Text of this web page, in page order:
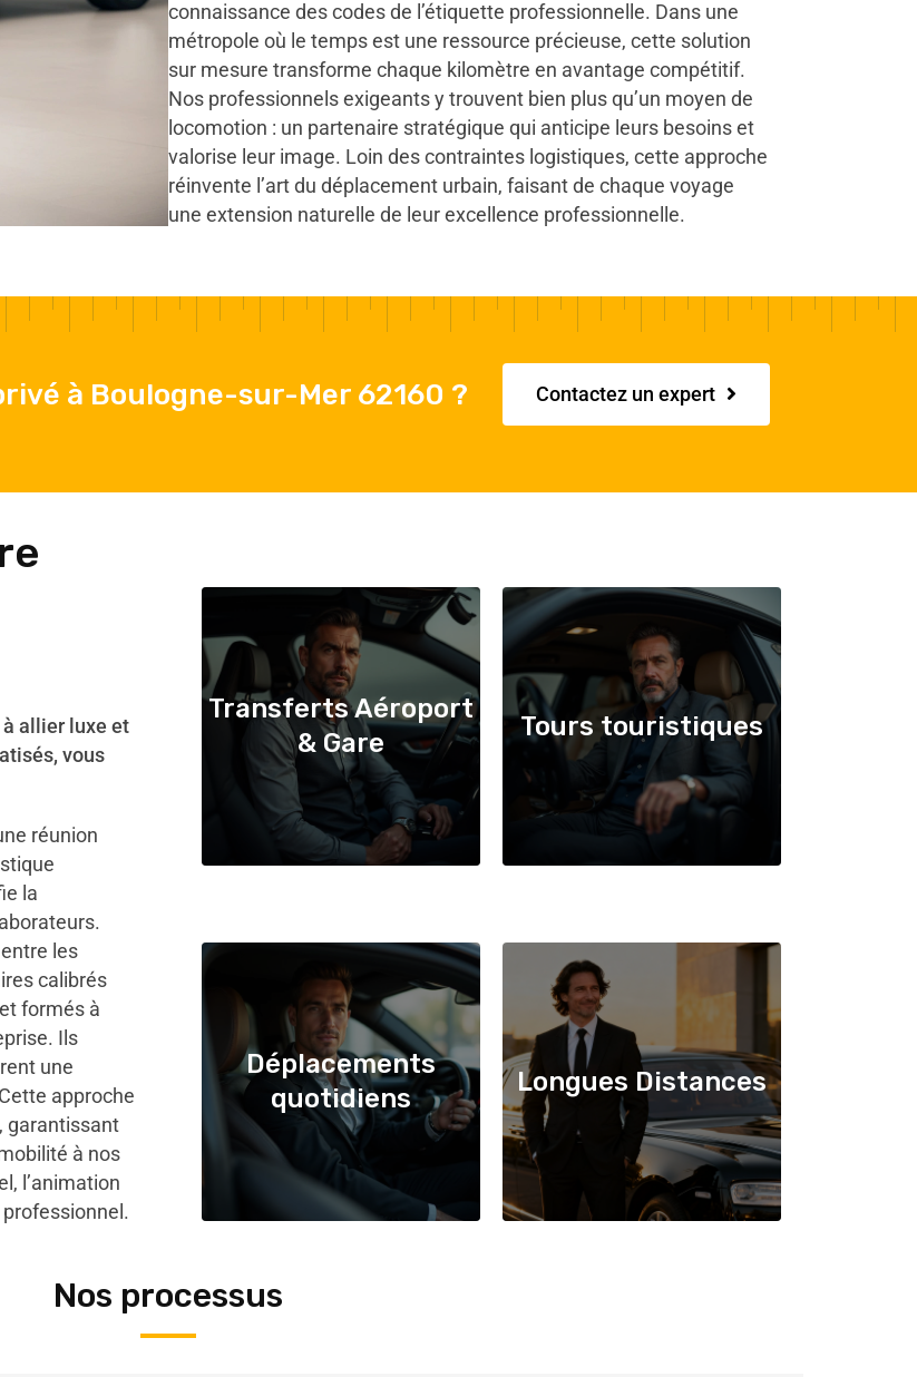
connaissance des codes de l’étiquette professionnelle. Dans une
métropole où le temps est une ressource précieuse, cette solution
sur mesure transforme chaque kilomètre en avantage compétitif.
Nos professionnels exigeants y trouvent bien plus qu’un moyen de
locomotion : un partenaire stratégique qui anticipe leurs besoins et
valorise leur image. Loin des contraintes logistiques, cette approche
réinvente l’art du déplacement urbain, faisant de chaque voyage
une extension naturelle de leur excellence professionnelle.
à Boulogne-sur-Mer 62160 ? Contactez un expert
à allier luxe et
vous
réunion
la
les
calibrés
formés à
Ils
une
approche
garantissant
à nos
l’animation
Transferts Aéroport
& Gare
Tours touristiques
Déplacements
quotidiens
Longues Distances
Nos processus